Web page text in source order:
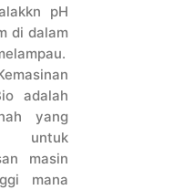
pH
di dalam
adalah
yang
masin
mana